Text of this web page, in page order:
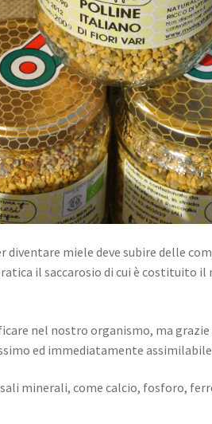
diventare miele deve subire delle
il saccarosio di cui è costituito il
nel nostro organismo, ma grazie
ed immediatamente
minerali, come calcio, fosforo,